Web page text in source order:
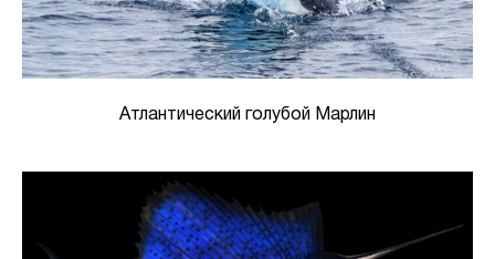
Атлантический голубой Марлин